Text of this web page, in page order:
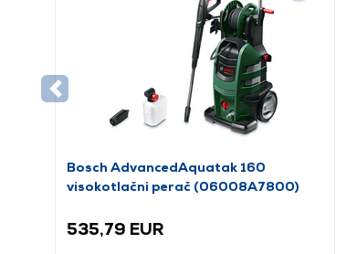
Bosch AdvancedAquatak 160
visokotlačni perač (06008A7800)
535,79 EUR